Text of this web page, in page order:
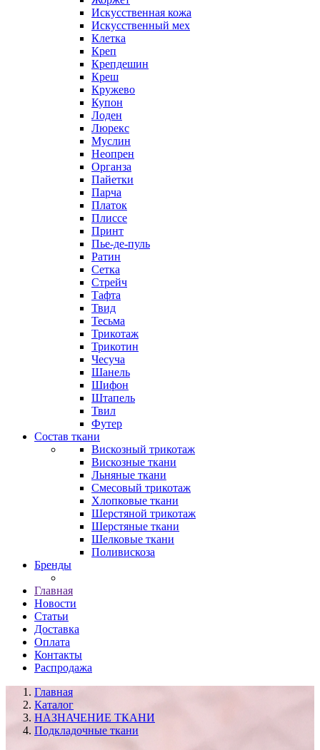
Искусственная кожа
Искусственный мех
Клетка
Креп
Крепдешин
Креш
Кружево
Купон
Лоден
Люрекс
Муслин
Неопрен
Органза
Пайетки
Парча
Платок
Плиссе
Принт
Пье-де-пуль
Ратин
Сетка
Стрейч
Тафта
Твид
Тесьма
Трикотаж
Трикотин
Чесуча
Шанель
Шифон
Штапель
Твил
Футер
Состав ткани
Вискозный трикотаж
Вискозные ткани
Льняные ткани
Смесовый трикотаж
Хлопковые ткани
Шерстяной трикотаж
Шерстяные ткани
Шелковые ткани
Поливискоза
Бренды
Главная
Новости
Статьи
Доставка
Оплата
Контакты
Распродажа
Главная
Каталог
НАЗНАЧЕНИЕ ТКАНИ
Подкладочные ткани